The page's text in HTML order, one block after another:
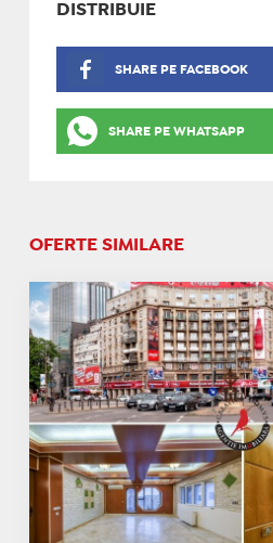
DISTRIBUIE
SHARE PE FACEBOOK
SHARE PE WHATSAPP
OFERTE SIMILARE